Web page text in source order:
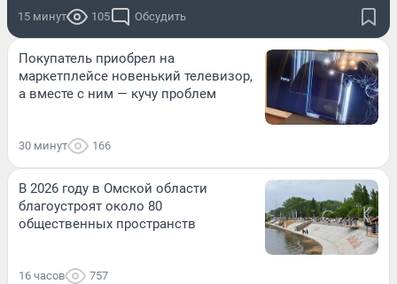
15 минут 105 Обсудить
Покупатель приобрел на
маркетплейсе новенький телевизор,
а вместе с ним — кучу проблем
30 минут 166
В 2026 году в Омской области
благоустроят около 80
общественных пространств
16 часов 757